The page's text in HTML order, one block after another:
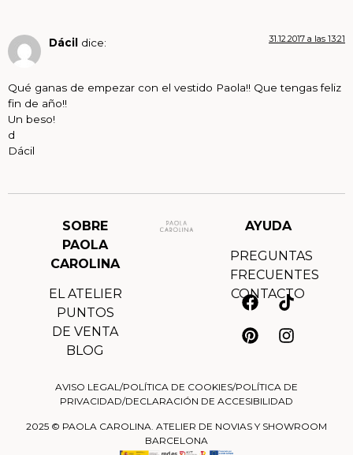
Dácil dice: 31.12.2017 a las 13:21
Qué ganas de empezar con el vestido Paola!! Que tengas feliz
fin de año!!
Un beso!
d
Dácil
SOBRE
PAOLA
CAROLINA
EL ATELIER
PUNTOS
DE VENTA
BLOG
AYUDA
PREGUNTAS
FRECUENTES
CONTACTO
AVISO LEGAL /POLÍTICA DE COOKIES/POLÍTICA DE
PRIVACIDAD/DECLARACIÓN DE ACCESIBILIDAD
2025 © PAOLA CAROLINA. ATELIER DE NOVIAS Y SHOWROOM
BARCELONA